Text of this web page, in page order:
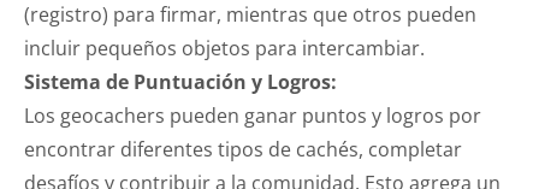
(registro) para firmar, mientras que otros pueden
incluir pequeños objetos para intercambiar.
Sistema de Puntuación y Logros:
Los geocachers pueden ganar puntos y logros por
encontrar diferentes tipos de cachés, completar
desafíos y contribuir a la comunidad. Esto agrega un